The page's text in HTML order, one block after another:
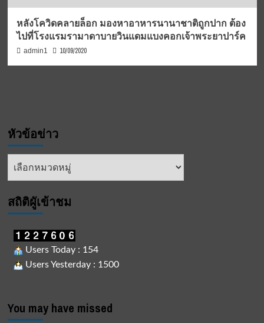
หลังโควิดคลายล็อก มองหาอาหารนานาชาติถูกปาก ต้อง
ไปที่โรงแรมรามาดาบายวินแดมแบงคอกเจ้าพระยาปาร์ค
admin1 10/09/2020
หัวข้อข่าว
หัวข้อ
สถิติผูัเข้าชม
Users Today : 154
Users Yesterday : 1500
You may have missed